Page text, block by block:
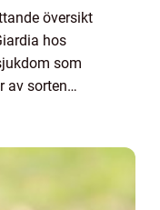
översikt
hos
som
av sorten